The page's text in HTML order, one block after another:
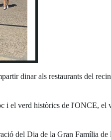
dinar als restaurants del
i el verd històrics de l'ONCE, el
del Dia de la Gran Família